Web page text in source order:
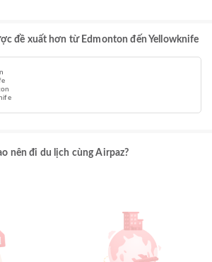
đề xuất hơn từ Edmonton đến Yellowknife
nên đi du lịch cùng Airpaz?